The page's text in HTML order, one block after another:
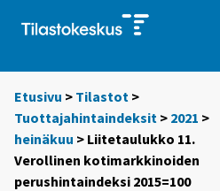
Etusivu > Tilastot >
Tuottajahintaindeksit > 2021 >
heinäkuu > Liitetaulukko 11.
Verollinen kotimarkkinoiden
perushintaindeksi 2015=100